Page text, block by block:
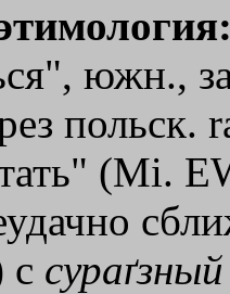
южн.,
польск.
(Мi.
с сураґзный